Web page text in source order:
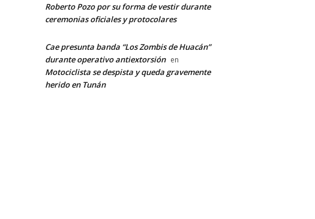
Roberto Pozo por su forma de vestir durante
ceremonias oficiales y protocolares
Cae presunta banda “Los Zombis de Huacán”
durante operativo antiextorsión en
Motociclista se despista y queda gravemente
herido en Tunán